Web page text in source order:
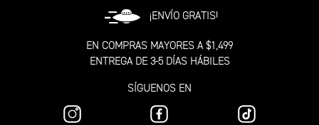
¡ENVÍO GRATIS!
EN COMPRAS MAYORES A $1,499
ENTREGA DE 3-5 DÍAS HÁBILES
SÍGUENOS EN